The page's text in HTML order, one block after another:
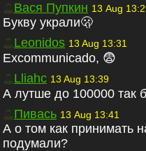
Вася Пупкин 13 Aug
Букву украли🫢
Leonidos 13 Aug 13:31
Excommunicado, 😨
Lliahc 13 Aug 13:39
А лутше до 100000 так
Пивась 13 Aug 13:41
А о том как принимать
подумали?